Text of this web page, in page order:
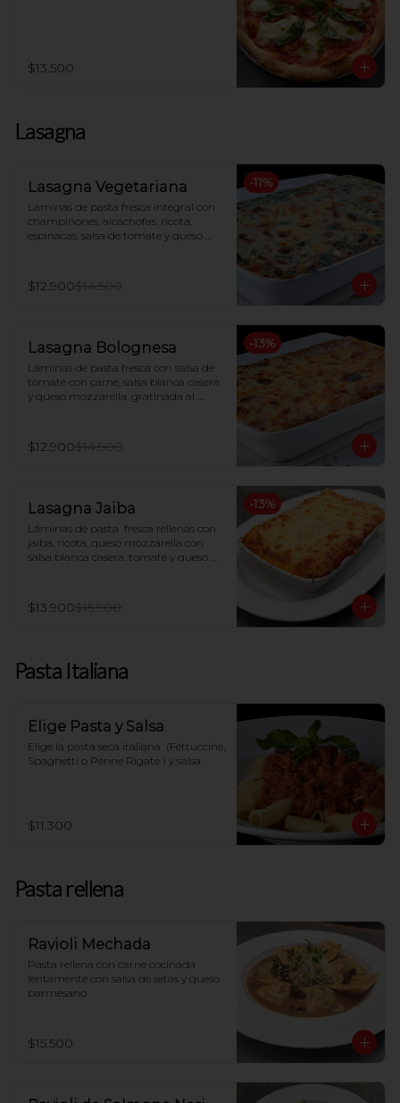
$13.500
Lasagna
-11%
Lasagna Vegetariana
Láminas de pasta fresca integral con
champiñones, alcachofas, ricota,
espinacas, salsa de tomate y queso
$12.900$14.500
-13%
Lasagna Bolognesa
Láminas de pasta fresca con salsa de
tomate con carne, salsa blanca casera
y queso mozzarella, gratinada al
$12.900$14.900
-13%
Lasagna Jaiba
Láminas de pasta  fresca rellenas con
jaiba, ricota, queso mozzarella con
salsa blanca casera, tomate y queso
$13.900$15.900
Pasta Italiana
Elige Pasta y Salsa
Elige la pasta seca italiana  (Fettuccine,
Spaghetti o Penne Rigate ) y salsa.
$11.300
Pasta rellena
Ravioli Mechada
Pasta rellena con carne cocinada
lentamente con salsa de setas y queso
parmesano
$15.500